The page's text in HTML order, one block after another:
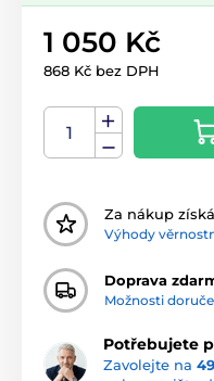
1 050 Kč
868 Kč bez DPH
Za nákup
Výhody
Doprava
Možnosti
Potřebujete
Zavolejte na